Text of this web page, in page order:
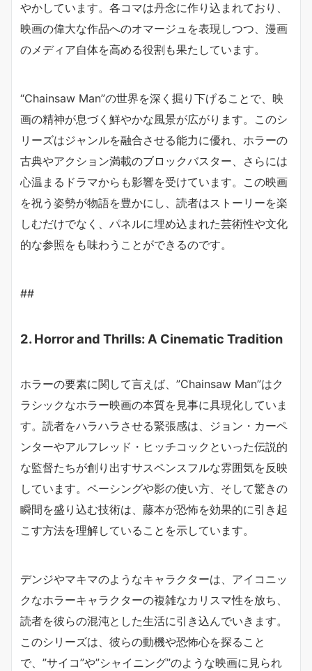
やかしています。各コマは丹念に作り込まれており、
映画の偉大な作品へのオマージュを表現しつつ、漫画
のメディア自体を高める役割も果たしています。
“Chainsaw Man”の世界を深く掘り下げることで、映
画の精神が息づく鮮やかな風景が広がります。このシ
リーズはジャンルを融合させる能力に優れ、ホラーの
古典やアクション満載のブロックバスター、さらには
心温まるドラマからも影響を受けています。この映画
を祝う姿勢が物語を豊かにし、読者はストーリーを楽
しむだけでなく、パネルに埋め込まれた芸術性や文化
的な参照をも味わうことができるのです。
##
2. Horror and Thrills: A Cinematic Tradition
ホラーの要素に関して言えば、”Chainsaw Man”はク
ラシックなホラー映画の本質を見事に具現化していま
す。読者をハラハラさせる緊張感は、ジョン・カーペ
ンターやアルフレッド・ヒッチコックといった伝説的
な監督たちが創り出すサスペンスフルな雰囲気を反映
しています。ペーシングや影の使い方、そして驚きの
瞬間を盛り込む技術は、藤本が恐怖を効果的に引き起
こす方法を理解していることを示しています。
デンジやマキマのようなキャラクターは、アイコニッ
クなホラーキャラクターの複雑なカリスマ性を放ち、
読者を彼らの混沌とした生活に引き込んでいきます。
このシリーズは、彼らの動機や恐怖心を探ること
で、”サイコ”や”シャイニング”のような映画に見られ